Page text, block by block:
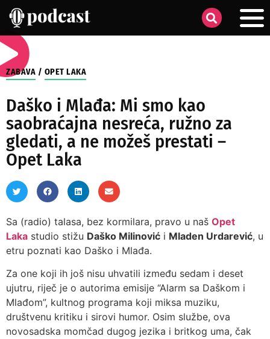
ZABAVA / OPET LAKA
Daško i Mlađa: Mi smo kao
saobraćajna nesreća, ružno za
gledati, a ne možeš prestati –
Opet Laka
Sa (radio) talasa, bez kormilara, pravo u naš Opet
Laka studio stižu Daško Milinović i Mladen Urdarević, u
etru poznati kao Daško i Mlađa.
Za one koji ih još nisu uhvatili između sedam i deset
ujutru, riječ je o autorima emisije “Alarm sa Daškom i
Mlađom”, kultnog programa koji miksa muziku,
društvenu kritiku i sirovi humor. Osim službe, ova
novosadska momčad dugog jezika i britkog uma, čak